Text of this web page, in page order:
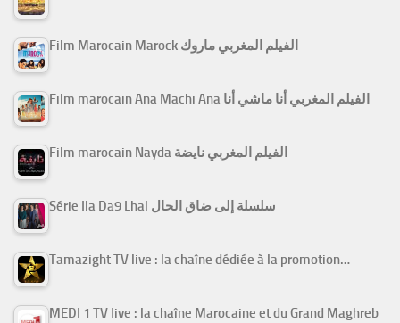
Film Marocain Marock الفيلم المغربي ماروك
Film marocain Ana Machi Ana الفيلم المغربي أنا ماشي أنا
Film marocain Nayda الفيلم المغربي نايضة
Série Ila Da9 Lhal سلسلة إلى ضاق الحال
Tamazight TV live : la chaîne dédiée à la promotion…
MEDI 1 TV live : la chaîne Marocaine et du Grand Maghreb